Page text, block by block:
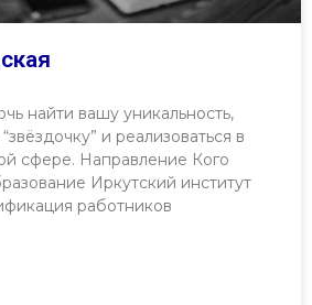
найти вашу уникальность,
и реализоваться в
сфере. Направление Кого
Иркутский институт
работников